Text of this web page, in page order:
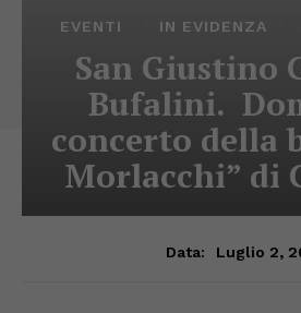
EVENTI IN EVIDENZA
San Giustino
Bufalini.
concerto della
Morlacchi” di
Data: Luglio 2,